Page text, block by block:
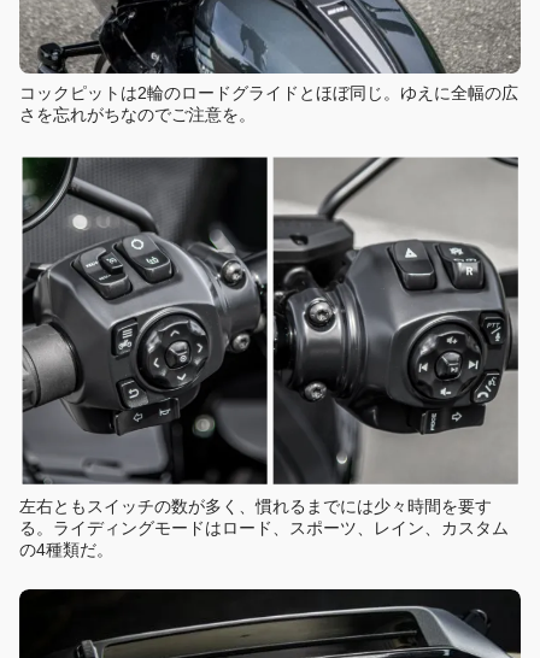
コックピットは2輪のロードグライドとほぼ同じ。ゆえに全幅の広
さを忘れがちなのでご注意を。
左右ともスイッチの数が多く、慣れるまでには少々時間を要す
る。ライディングモードはロード、スポーツ、レイン、カスタム
の4種類だ。